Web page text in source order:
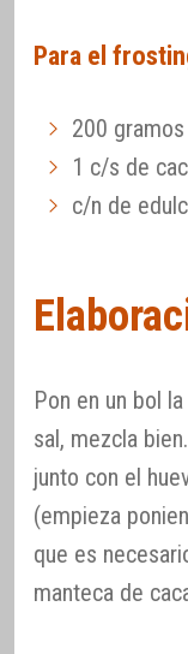
Para el
200
1 c/s de
c/n de
Pon en un bol la
sal, mezcla
junto con el
(empieza
que es
manteca de